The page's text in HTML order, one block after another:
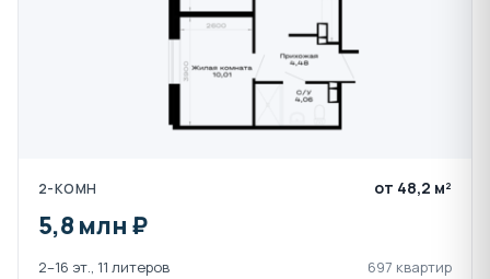
В ЖК «Горные высоты» предлагаются квартиры с
современными, функциональными планировками.
Большие панорамные и витражные окна,
наполняющие квартиры светом.
2-КОМН от 48,2 м²
5,8 млн ₽
2–16 эт., 11 литеров 697 квартир